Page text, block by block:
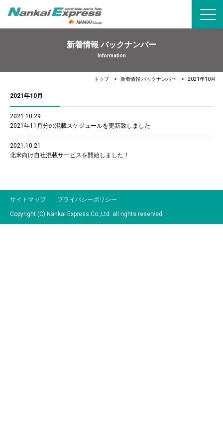
新着情報 バックナンバー
Information
トップ 新着情報 バックナンバー 2021年10月
2021年10月
2021.10.29
2021年11月分の混載スケジュールを更新致しました
2021.10.21
北米向け自社混載サービスを開始しました！
サイトマップ プライバシーポリシー
Copyright (C) Nankai Express Co.,Ltd. all rights reserved.